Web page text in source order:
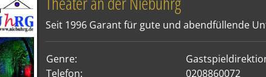
Seit 1996 Garant für gute und abendfüllende
Genre:
Telefon:
0208860072